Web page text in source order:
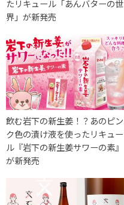
たリキュール「あんバターの世
界」が新発売
飲む岩下の新生姜！？あのピン
ク色の漬け液を使ったリキュー
ル『岩下の新生姜サワーの素』
が新発売